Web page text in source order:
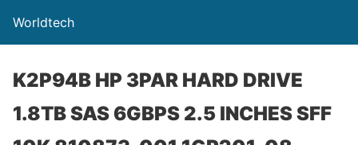
Worldtech
K2P94B HP 3PAR HARD DRIVE
1.8TB SAS 6GBPS 2.5 INCHES SFF